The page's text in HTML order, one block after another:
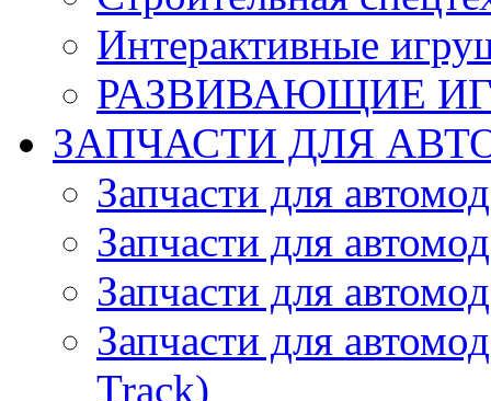
Интерактивные
РАЗВИВАЮЩИЕ
ЗАПЧАСТИ ДЛЯ
Запчасти для
Запчасти для
Запчасти для
Запчасти для
Track)